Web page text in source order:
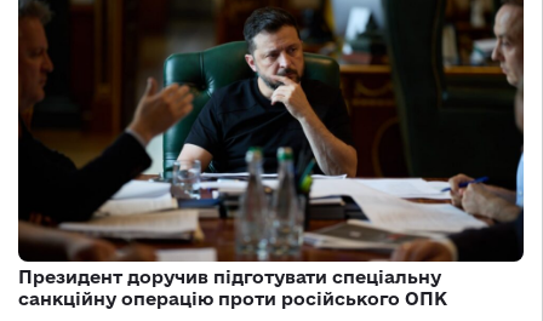
Президент доручив підготувати спеціальну
санкційну операцію проти російського ОПК